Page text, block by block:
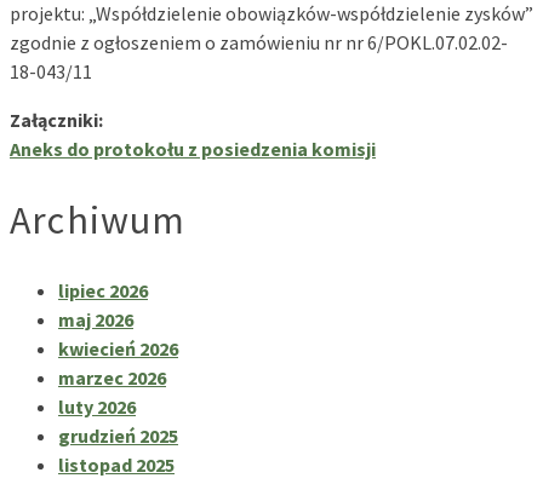
projektu: „Współdzielenie obowiązków-współdzielenie zysków”
zgodnie z ogłoszeniem o zamówieniu nr nr 6/POKL.07.02.02-
18-043/11
Załączniki:
Aneks do protokołu z posiedzenia komisji
Archiwum
lipiec 2026
maj 2026
kwiecień 2026
marzec 2026
luty 2026
grudzień 2025
listopad 2025